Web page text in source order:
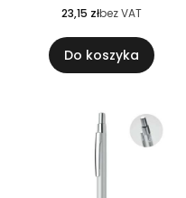
23,15 złbez VAT
Do koszyka